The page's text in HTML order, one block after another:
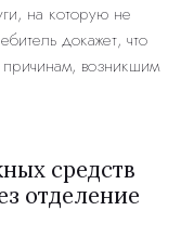
на которую не
докажет, что
возникшим
средств
отделение